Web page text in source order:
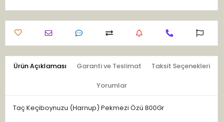
Ürün Açıklaması Garanti ve Teslimat Taksit Seçenekleri
Yorumlar
Taç Keçiboynuzu (Harnup) Pekmezi Özü 800Gr